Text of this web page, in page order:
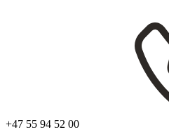
+47 55 94 52 00